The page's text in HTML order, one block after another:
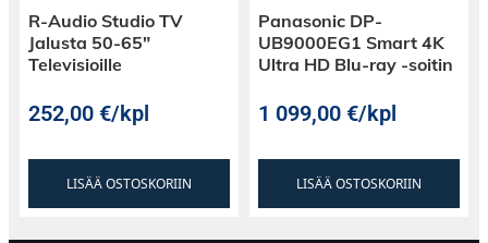
R-Audio Studio TV
Jalusta 50-65″
Televisioille
252,00€/kpl
LISÄÄ OSTOSKORIIN
Panasonic DP-
UB9000EG1 Smart 4K
Ultra HD Blu-ray -soitin
1 099,00€/kpl
LISÄÄ OSTOSKORIIN